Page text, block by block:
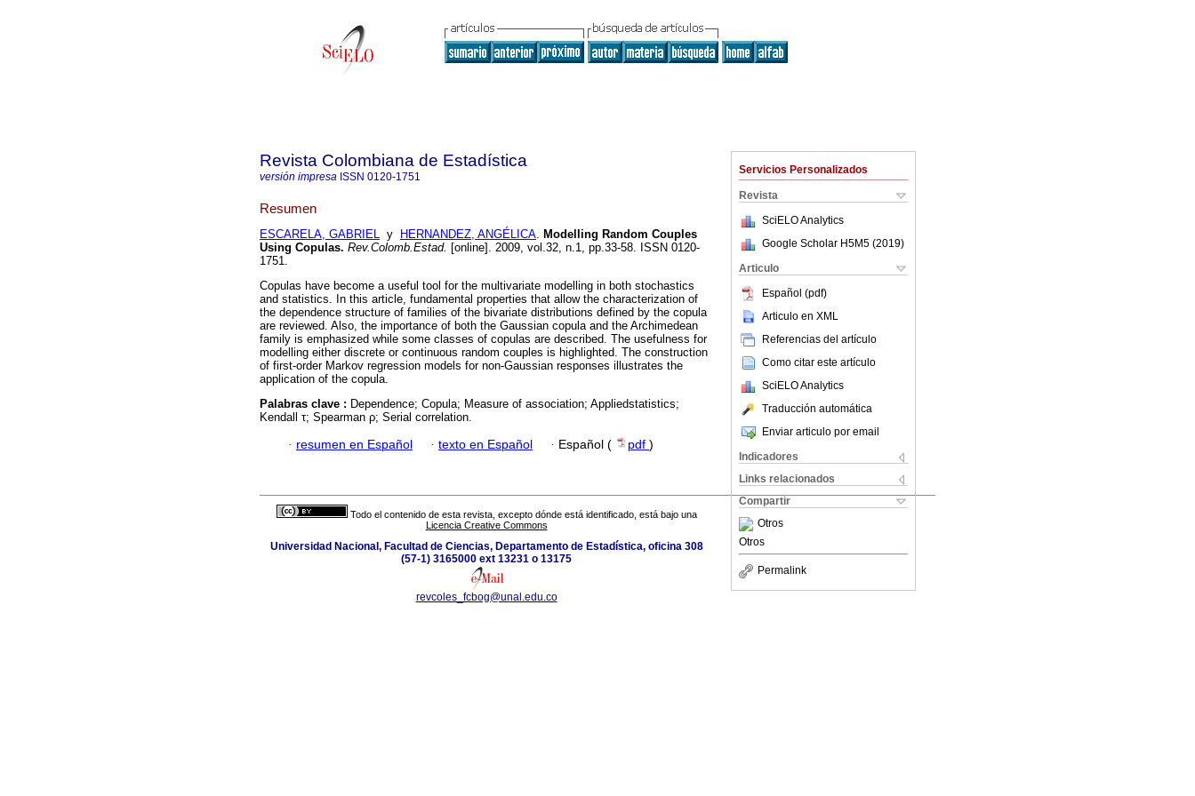
Servicios Personalizados
Revista
SciELO Analytics
Google Scholar H5M5 (2019)
Articulo
Español (pdf)
Articulo en XML
Referencias del artículo
Como citar este artículo
SciELO Analytics
Traducción automática
Enviar articulo por email
Indicadores
Links relacionados
Compartir
Otros
Otros
Permalink
Revista Colombiana de Estadística
versión impresa ISSN 0120-1751
Resumen
ESCARELA, GABRIEL y HERNANDEZ, ANGÉLICA. Modelling Random Couples
Using Copulas. Rev.Colomb.Estad. [online]. 2009, vol.32, n.1, pp.33-58. ISSN 0120-
1751.
Copulas have become a useful tool for the multivariate modelling in both stochastics
and statistics. In this article, fundamental properties that allow the characterization of
the dependence structure of families of the bivariate distributions defined by the copula
are reviewed. Also, the importance of both the Gaussian copula and the Archimedean
family is emphasized while some classes of copulas are described. The usefulness for
modelling either discrete or continuous random couples is highlighted. The construction
of first-order Markov regression models for non-Gaussian responses illustrates the
application of the copula.
Palabras clave : Dependence; Copula; Measure of association; Appliedstatistics;
Kendall τ; Spearman ρ; Serial correlation.
· resumen en Español · texto en Español · Español ( pdf )
Todo el contenido de esta revista, excepto dónde está identificado, está bajo una
Licencia Creative Commons
Universidad Nacional, Facultad de Ciencias, Departamento de Estadística, oficina 308
(57-1) 3165000 ext 13231 o 13175
revcoles_fcbog@unal.edu.co